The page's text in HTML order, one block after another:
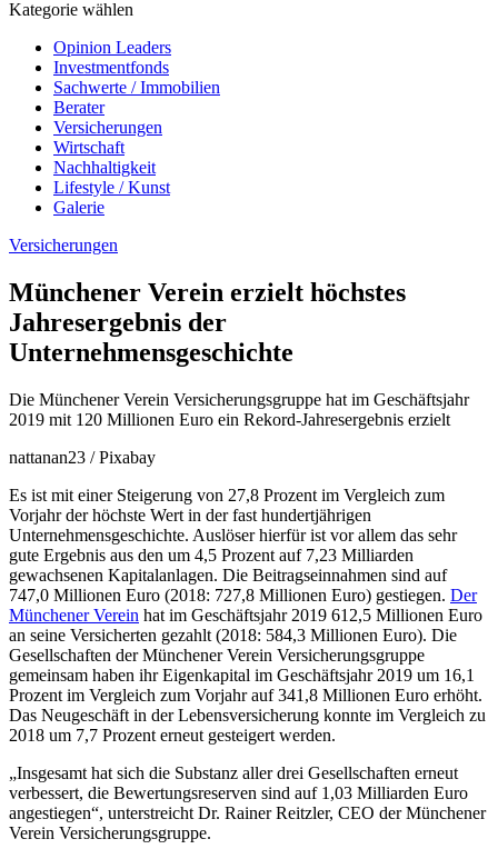
Kategorie wählen
Opinion Leaders
Investmentfonds
Sachwerte / Immobilien
Berater
Versicherungen
Wirtschaft
Nachhaltigkeit
Lifestyle / Kunst
Galerie
Versicherungen
Münchener Verein erzielt höchstes
Jahresergebnis der
Unternehmensgeschichte
Die Münchener Verein Versicherungsgruppe hat im Geschäftsjahr
2019 mit 120 Millionen Euro ein Rekord-Jahresergebnis erzielt
nattanan23 / Pixabay
Es ist mit einer Steigerung von 27,8 Prozent im Vergleich zum
Vorjahr der höchste Wert in der fast hundertjährigen
Unternehmensgeschichte. Auslöser hierfür ist vor allem das sehr
gute Ergebnis aus den um 4,5 Prozent auf 7,23 Milliarden
gewachsenen Kapitalanlagen. Die Beitragseinnahmen sind auf
747,0 Millionen Euro (2018: 727,8 Millionen Euro) gestiegen. Der
Münchener Verein hat im Geschäftsjahr 2019 612,5 Millionen Euro
an seine Versicherten gezahlt (2018: 584,3 Millionen Euro). Die
Gesellschaften der Münchener Verein Versicherungsgruppe
gemeinsam haben ihr Eigenkapital im Geschäftsjahr 2019 um 16,1
Prozent im Vergleich zum Vorjahr auf 341,8 Millionen Euro erhöht.
Das Neugeschäft in der Lebensversicherung konnte im Vergleich zu
2018 um 7,7 Prozent erneut gesteigert werden.
„Insgesamt hat sich die Substanz aller drei Gesellschaften erneut
verbessert, die Bewertungsreserven sind auf 1,03 Milliarden Euro
angestiegen“, unterstreicht Dr. Rainer Reitzler, CEO der Münchener
Verein Versicherungsgruppe.